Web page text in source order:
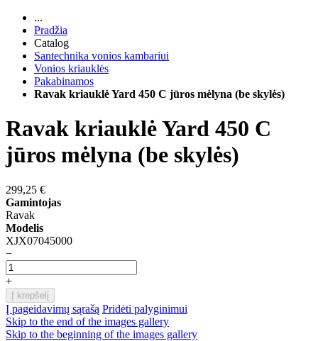
...
Pradžia
Catalog
Santechnika vonios kambariui
Vonios kriauklės
Pakabinamos
Ravak kriauklė Yard 450 C jūros mėlyna (be skylės)
Ravak kriauklė Yard 450 C
jūros mėlyna (be skylės)
299,25 €
Gamintojas
Ravak
Modelis
XJX07045000
−
+
Į krepšelį
Į pageidavimų sąrašą Pridėti palyginimui
Skip to the end of the images gallery
Skip to the beginning of the images gallery